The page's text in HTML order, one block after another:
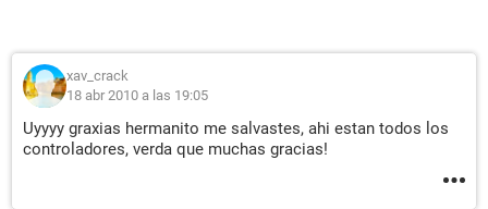
xav_crack
18 abr 2010 a las 19:05
Uyyyy graxias hermanito me salvastes, ahi estan todos los
controladores, verda que muchas gracias!